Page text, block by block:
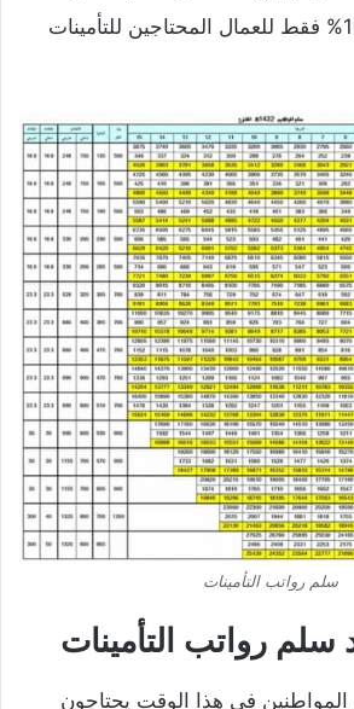
يساهم بنسبة 10% فقط للعمال المحتاجين للتأمينات
سلم رواتب التأمينات
سلم رواتب التأمينات
المواطنين في هذا الوقت يحتاجون